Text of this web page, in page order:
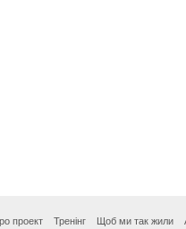
проект Тренінг Щоб ми так жили